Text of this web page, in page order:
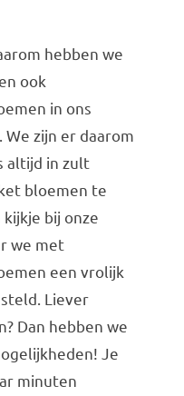
hebben we
ook
in ons
zijn er daarom
altijd in zult
bloemen te
bij onze
we met
een vrolijk
Liever
Dan hebben we
Je
minuten